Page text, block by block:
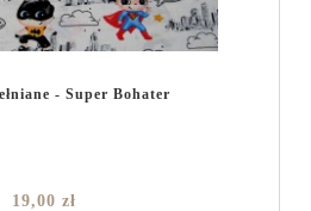
- Super Bohater
19,00 zł